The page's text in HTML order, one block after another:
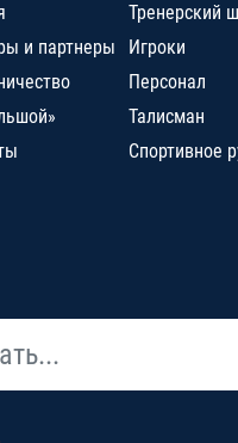
и партнеры
Тренерский
Игроки
Персонал
Талисман
Спортивное